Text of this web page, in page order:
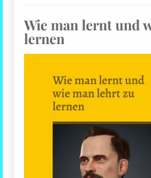
Wie man lernt und
lernen